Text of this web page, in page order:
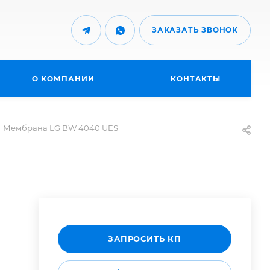
ЗАКАЗАТЬ ЗВОНОК
О КОМПАНИИ КОНТАКТЫ
Мембрана LG BW 4040 UES
ЗАПРОСИТЬ КП